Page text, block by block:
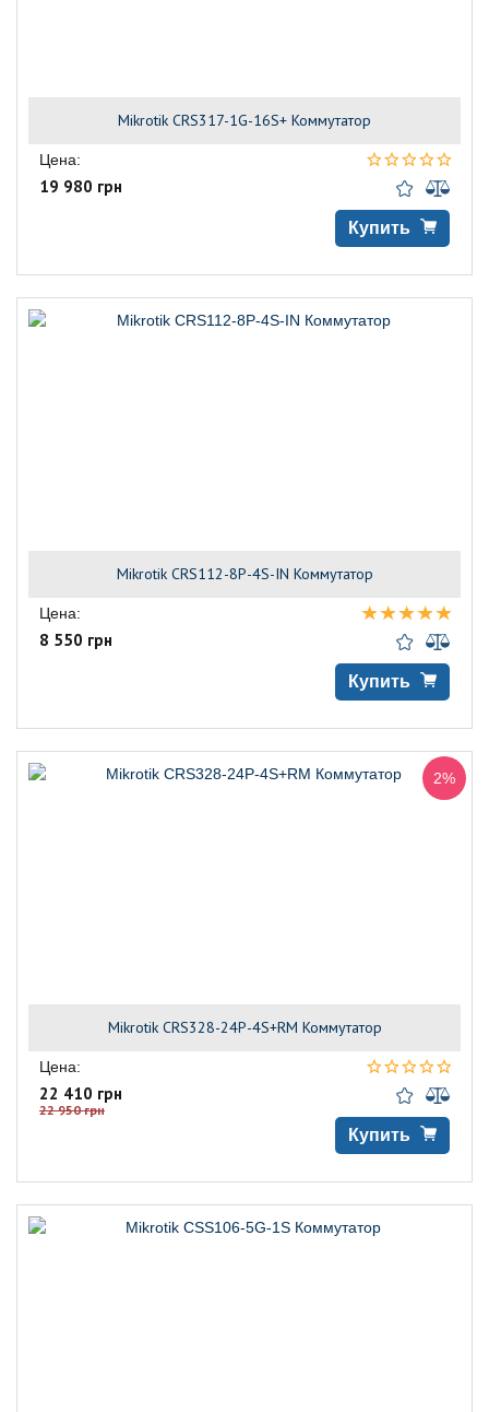
Mikrotik CRS317-1G-16S+ Коммутатор
Цена:
19 980 грн
Купить
Mikrotik CRS112-8P-4S-IN Коммутатор
Цена:
8 550 грн
Купить
2%
Mikrotik CRS328-24P-4S+RM Коммутатор
Цена:
22 410 грн
22 950 грн
Купить